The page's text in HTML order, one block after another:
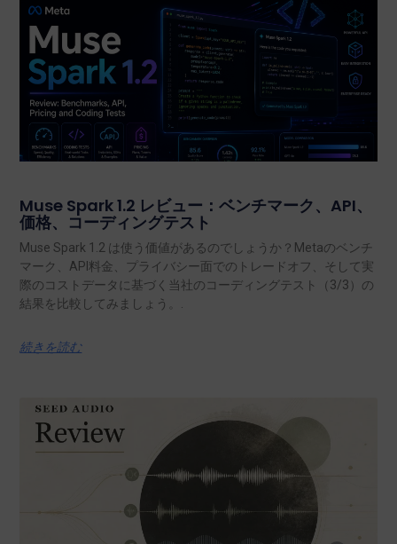
Muse Spark 1.2 レビュー：ベンチマーク、API、
価格、コーディングテスト
Muse Spark 1.2 は使う価値があるのでしょうか？Metaのベンチ
マーク、API料金、プライバシー面でのトレードオフ、そして実
際のコストデータに基づく当社のコーディングテスト（3/3）の
結果を比較してみましょう。.
続きを読む